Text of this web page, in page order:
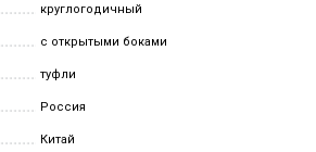
круглогодичный
с открытыми боками
туфли
Россия
Китай